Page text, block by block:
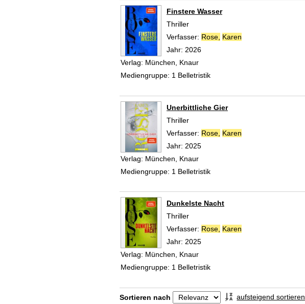
Finstere Wasser
Thriller
Verfasser: Rose, Karen
Jahr: 2026
Verlag: München, Knaur
Mediengruppe: 1 Belletristik
Unerbittliche Gier
Thriller
Verfasser: Rose, Karen
Jahr: 2025
Verlag: München, Knaur
Mediengruppe: 1 Belletristik
Dunkelste Nacht
Thriller
Verfasser: Rose, Karen
Jahr: 2025
Verlag: München, Knaur
Mediengruppe: 1 Belletristik
Zu den Suchfiltern springen
Sortieren nach aufsteigend sortieren